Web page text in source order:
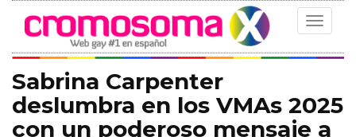
Toggle
Sabrina Carpenter
deslumbra en los VMAs 2025
con un poderoso mensaje a